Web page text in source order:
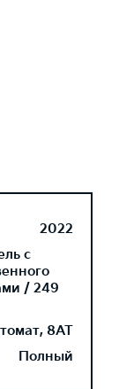
2022
с
/ 249
8AT
Полный